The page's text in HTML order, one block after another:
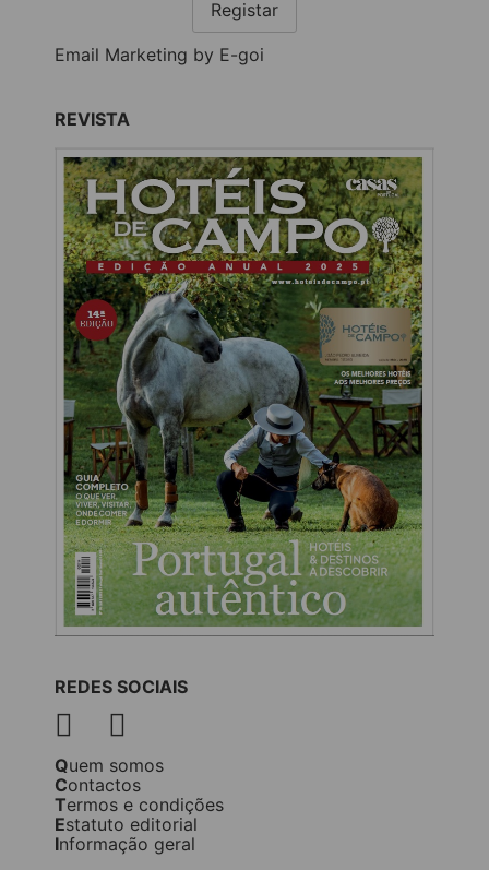
Registar
Email Marketing by E-goi
REVISTA
REDES SOCIAIS
Quem somos
Contactos
Termos e condições
Estatuto editorial
Informação geral